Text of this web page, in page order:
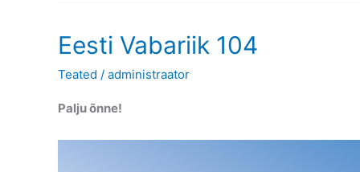
Eesti Vabariik 104
Teated / administraator
Palju õnne!